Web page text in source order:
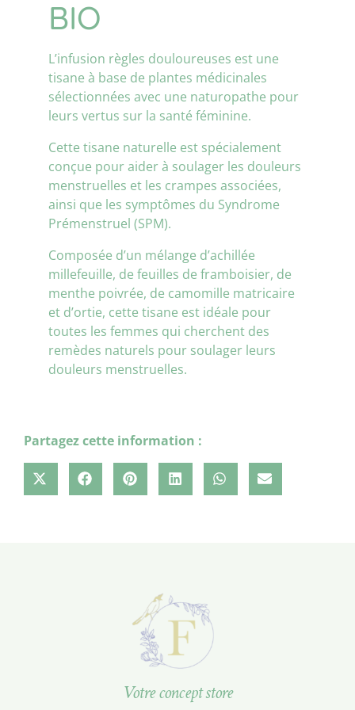
BIO
L’infusion règles douloureuses est une
tisane à base de plantes médicinales
sélectionnées avec une naturopathe pour
leurs vertus sur la santé féminine.
Cette tisane naturelle est spécialement
conçue pour aider à soulager les douleurs
menstruelles et les crampes associées,
ainsi que les symptômes du Syndrome
Prémenstruel (SPM).
Composée d’un mélange d’achillée
millefeuille, de feuilles de framboisier, de
menthe poivrée, de camomille matricaire
et d’ortie, cette tisane est idéale pour
toutes les femmes qui cherchent des
remèdes naturels pour soulager leurs
douleurs menstruelles.
Partagez cette information :
Votre concept store